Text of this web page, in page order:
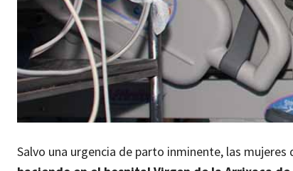
Salvo una urgencia de parto inminente, las mujeres